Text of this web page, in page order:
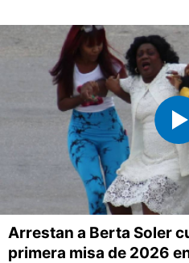
Arrestan a Berta Soler
primera misa de 2026